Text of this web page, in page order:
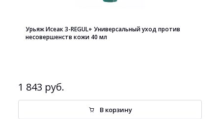
Урьяж Исеак 3-REGUL+ Универсальный уход против
несовершенств кожи 40 мл
1 843 руб.
В корзину